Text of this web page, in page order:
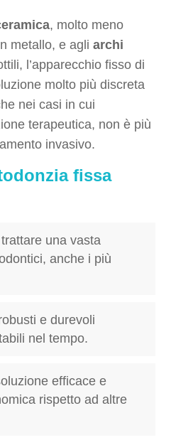
, molto meno
metallo, e agliarchi
l’apparecchio fisso di
molto più discreta
nei casi in cui
terapeutica, non è più
invasivo.
fissa
una vasta
anche i più
e durevoli
nel tempo.
efficace e
rispetto ad altre